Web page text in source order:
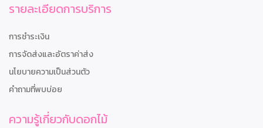
รายละเอียดการบริการ
การชำระเงิน
การจัดส่งและอัตราค่าส่ง
นโยบายความเป็นส่วนตัว
คำถามที่พบบ่อย
ความรู้เกี่ยวกับดอกไม้